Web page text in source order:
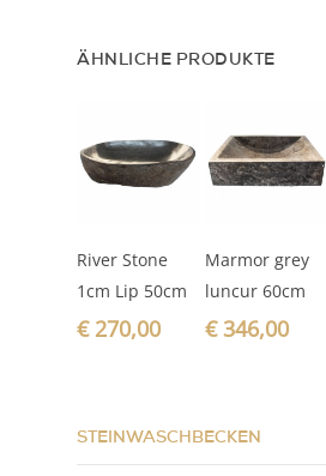
ÄHNLICHE PRODUKTE
River Stone
1cm Lip 50cm
€270,00
Warenkorb
Marmor grey
luncur 60cm
€346,00
STEINWASCHBECKEN